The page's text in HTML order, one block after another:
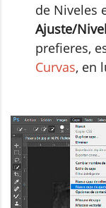
de Niveles
Ajuste/
prefieres,
Curvas, en